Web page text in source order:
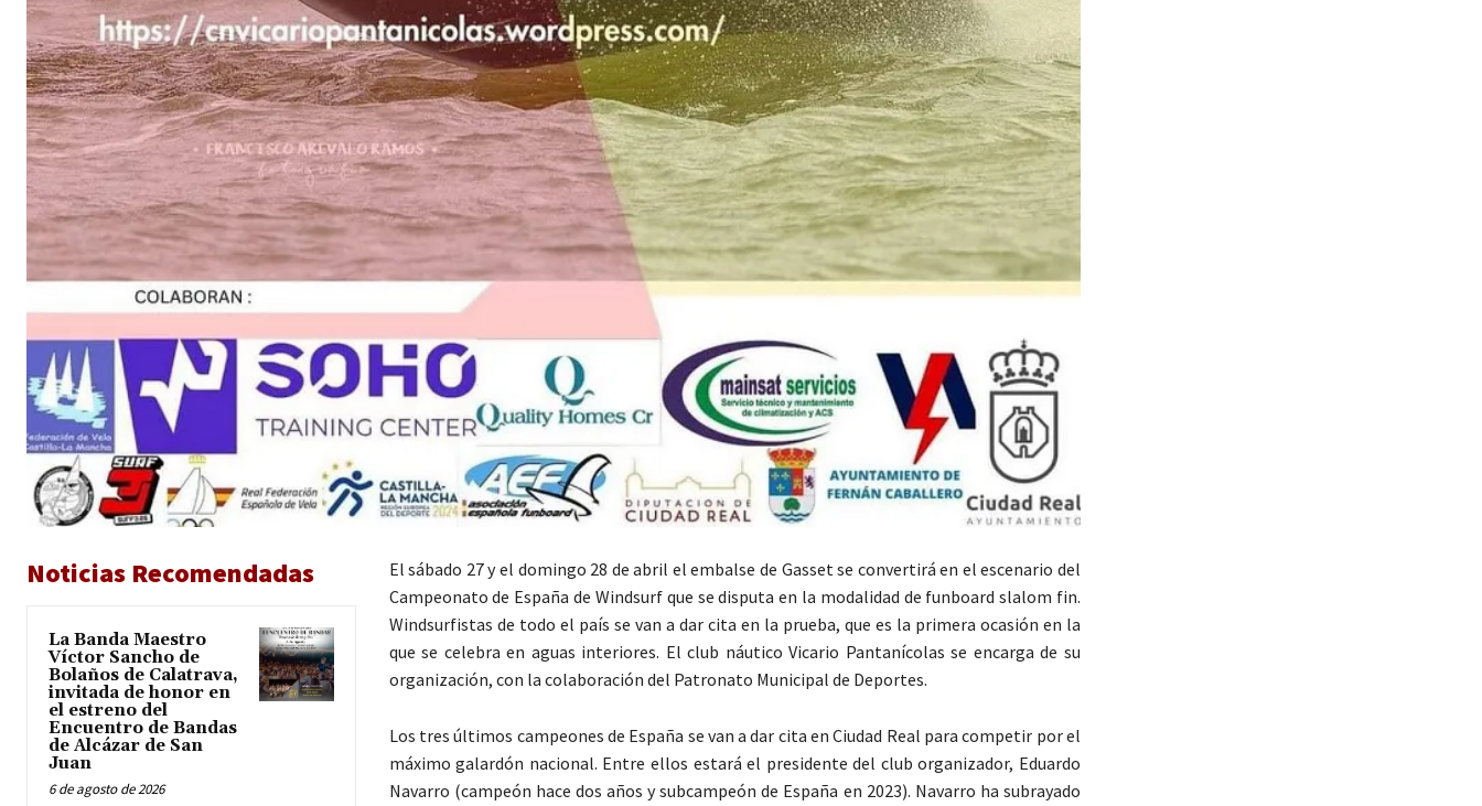
Noticias Recomendadas
La Banda Maestro
Víctor Sancho de
Bolaños de Calatrava,
invitada de honor en
el estreno del
Encuentro de Bandas
de Alcázar de San
Juan
6 de agosto de 2026
El sábado 27 y el domingo 28 de abril el embalse de Gasset se convertirá en el escenario del
Campeonato de España de Windsurf que se disputa en la modalidad de funboard slalom fin.
Windsurfistas de todo el país se van a dar cita en la prueba, que es la primera ocasión en la
que se celebra en aguas interiores. El club náutico Vicario Pantanícolas se encarga de su
organización, con la colaboración del Patronato Municipal de Deportes.
Los tres últimos campeones de España se van a dar cita en Ciudad Real para competir por el
máximo galardón nacional. Entre ellos estará el presidente del club organizador, Eduardo
Navarro (campeón hace dos años y subcampeón de España en 2023). Navarro ha subrayado